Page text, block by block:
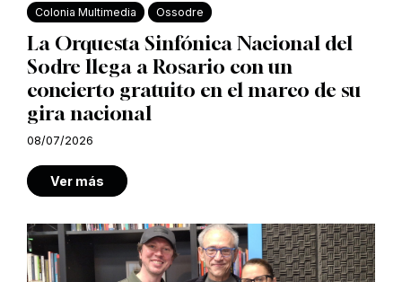
Colonia Multimedia Ossodre
La Orquesta Sinfónica Nacional del
Sodre llega a Rosario con un
concierto gratuito en el marco de su
gira nacional
08/07/2026
Ver más